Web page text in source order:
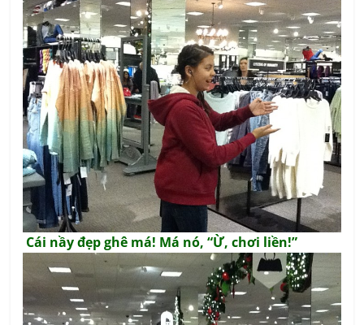
Cái nầy đẹp ghê má! Má nó, “Ừ, chơi liền!”